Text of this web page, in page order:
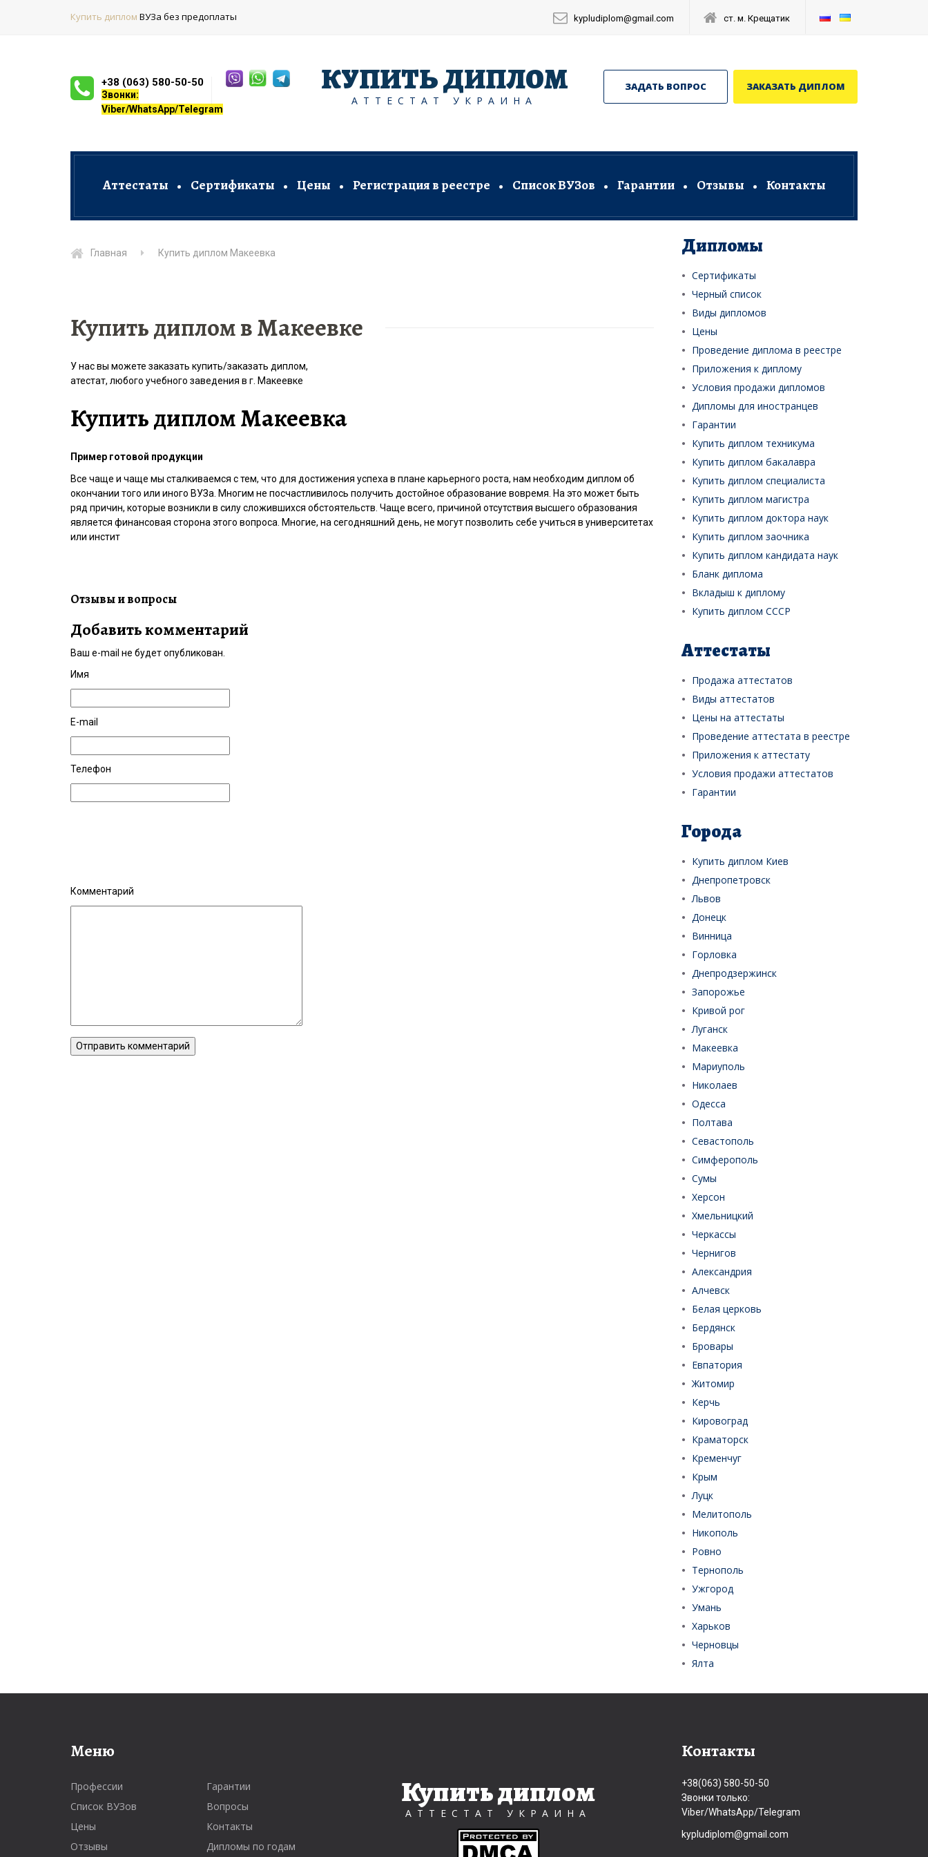
Купить диплом ВУЗа без предоплаты kypludiplom@gmail.com ст. м. Крещатик
+38 (063) 580-50-50
Звонки:
Viber/WhatsApp/Telegram
КУПИТЬ ДИПЛОМ
АТТЕСТАТ УКРАИНА
ЗАДАТЬ ВОПРОС ЗАКАЗАТЬ ДИПЛОМ
Аттестаты Сертификаты Цены Регистрация в реестре Список ВУЗов Гарантии Отзывы Контакты
Главная Купить диплом Макеевка
Купить диплом в Макеевке
У нас вы можете заказать купить/заказать диплом,
атестат, любого учебного заведения в г. Макеевке
Купить диплом Макеевка
Пример готовой продукции
Все чаще и чаще мы сталкиваемся с тем, что для достижения успеха в плане карьерного роста, нам необходим диплом об
окончании того или иного ВУЗа. Многим не посчастливилось получить достойное образование вовремя. На это может быть
ряд причин, которые возникли в силу сложившихся обстоятельств. Чаще всего, причиной отсутствия высшего образования
является финансовая сторона этого вопроса. Многие, на сегодняшний день, не могут позволить себе учиться в университетах
или инстит
Отзывы и вопросы
Добавить комментарий
Ваш e-mail не будет опубликован.
Имя
E-mail
Телефон
Комментарий
Дипломы
Сертификаты
Черный список
Виды дипломов
Цены
Проведение диплома в реестре
Приложения к диплому
Условия продажи дипломов
Дипломы для иностранцев
Гарантии
Купить диплом техникума
Купить диплом бакалавра
Купить диплом специалиста
Купить диплом магистра
Купить диплом доктора наук
Купить диплом заочника
Купить диплом кандидата наук
Бланк диплома
Вкладыш к диплому
Купить диплом СССР
Аттестаты
Продажа аттестатов
Виды аттестатов
Цены на аттестаты
Проведение аттестата в реестре
Приложения к аттестату
Условия продажи аттестатов
Гарантии
Города
Купить диплом Киев
Днепропетровск
Львов
Донецк
Винница
Горловка
Днепродзержинск
Запорожье
Кривой рог
Луганск
Макеевка
Мариуполь
Николаев
Одесса
Полтава
Севастополь
Симферополь
Сумы
Херсон
Хмельницкий
Черкассы
Чернигов
Александрия
Алчевск
Белая церковь
Бердянск
Бровары
Евпатория
Житомир
Керчь
Кировоград
Краматорск
Кременчуг
Крым
Луцк
Мелитополь
Никополь
Ровно
Тернополь
Ужгород
Умань
Харьков
Черновцы
Ялта
Меню
Профессии
Список ВУЗов
Цены
Отзывы
Гарантии
Вопросы
Контакты
Дипломы по годам
Купить диплом
АТТЕСТАТ УКРАИНА
Контакты
+38(063) 580-50-50
Звонки только:
Viber/WhatsApp/Telegram
kypludiplom@gmail.com